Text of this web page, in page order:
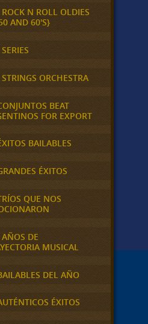
N ROLL OLDIES
AND 60'S}
ORCHESTRA
BEAT
FOR EXPORT
BAILABLES
ÉXITOS
QUE NOS
DE
MUSICAL
DEL AÑO
ÉXITOS